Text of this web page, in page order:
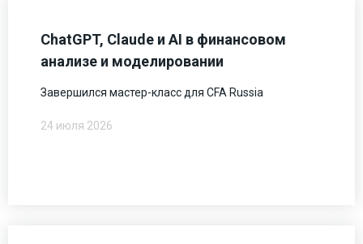
ChatGPT, Claude и AI в финансовом
анализе и моделировании
Завершился мастер-класс для CFA Russia
24 июля 2026